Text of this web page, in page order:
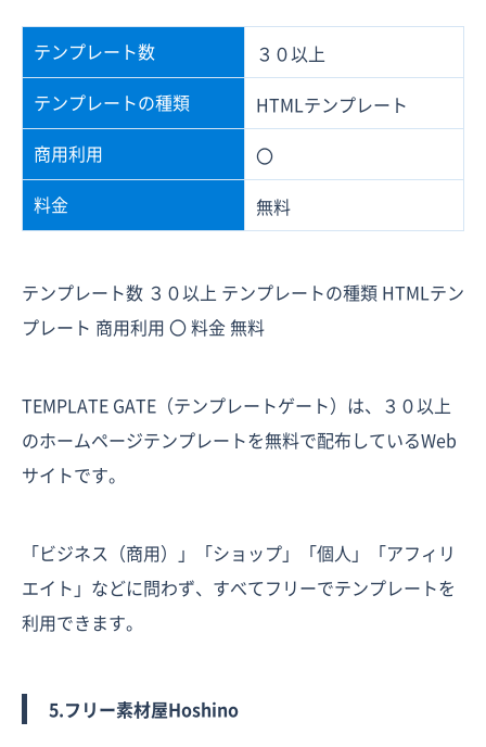
テンプレート数
３０以上
テンプレートの種類
HTMLテンプレート
商用利用
〇
料金
無料
テンプレート数 ３０以上 テンプレートの種類 HTMLテン
プレート 商用利用 〇 料金 無料
TEMPLATE GATE（テンプレートゲート）は、３０以上
のホームページテンプレートを無料で配布しているWeb
サイトです。
「ビジネス（商用）」「ショップ」「個人」「アフィリ
エイト」などに問わず、すべてフリーでテンプレートを
利用できます。
5.フリー素材屋Hoshino